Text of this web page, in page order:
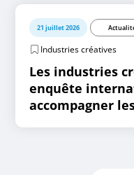
21 juillet 2026
Industries créatives
Les industries
enquête
accompagner